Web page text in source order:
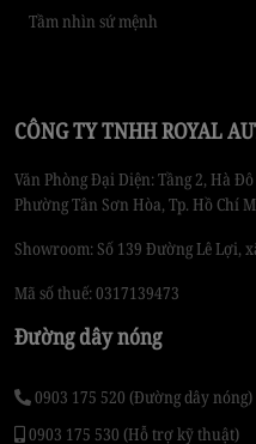
Tầm nhìn sứ mệnh
CÔNG TY TNHH ROYAL
Văn Phòng Đại Diện: Tầng 2, Hà
Phường Tân Sơn Hòa, Tp. Hồ Chí
Showroom: Số 139 Đường Lê Lợi,
Mã số thuế: 0317139473
Đường dây nóng
0903 175 520 (Đường dây nóng)
0903 175 530 (Hỗ trợ kỹ thuật)